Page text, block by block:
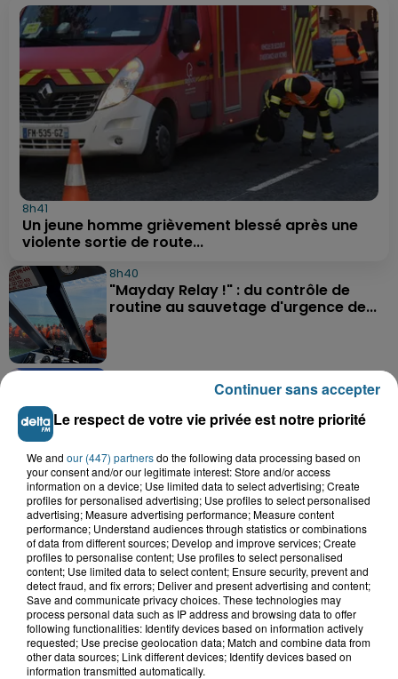
8h41
Un jeune homme grièvement blessé après une
violente sortie de route...
8h40
"Mayday Relay !" : du contrôle de
routine au sauvetage d'urgence de...
7h49
Le cirque Benzini n’a pas fait rire tout
le monde cette semaine à...
7h05
Une femme chute du deuxième étage
après un différend familial à...
6 août 2026
Un homme blessé dans un accident à
Alembon
Le respect de votre vie privée est notre priorité
We and our (447) partnersdo the following data processing based on
your consent and/or our legitimate interest: Store and/or access
information on a device; Use limited data to select advertising; Create
profiles for personalised advertising; Use profiles to select personalised
advertising; Measure advertising performance; Measure content
performance; Understand audiences through statistics or combinations
of data from different sources; Develop and improve services; Create
profiles to personalise content; Use profiles to select personalised
content; Use limited data to select content; Ensure security, prevent and
detect fraud, and fix errors; Deliver and present advertising and content;
Save and communicate privacy choices. These technologies may
process personal data such as IP address and browsing data to offer
following functionalities: Identify devices based on information actively
requested; Use precise geolocation data; Match and combine data from
other data sources; Link different devices; Identify devices based on
information transmitted automatically.
Continuer sans accepter